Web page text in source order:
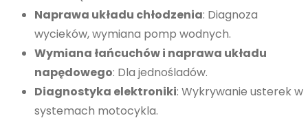
Naprawa układu chłodzenia: Diagnoza
wycieków, wymiana pomp wodnych.
Wymiana łańcuchów i naprawa układu
napędowego: Dla jednośladów.
Diagnostyka elektroniki: Wykrywanie usterek w
systemach motocykla.